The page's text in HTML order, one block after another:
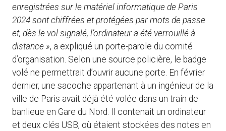
enregistrées sur le matériel informatique de Paris
2024 sont chiffrées et protégées par mots de passe
et, dès le vol signalé, l’ordinateur a été verrouillé à
distance », a expliqué un porte-parole du comité
d’organisation. Selon une source policière, le badge
volé ne permettrait d’ouvrir aucune porte. En février
dernier, une sacoche appartenant à un ingénieur de la
ville de Paris avait déjà été volée dans un train de
banlieue en Gare du Nord. Il contenait un ordinateur
et deux clés USB, où étaient stockées des notes en